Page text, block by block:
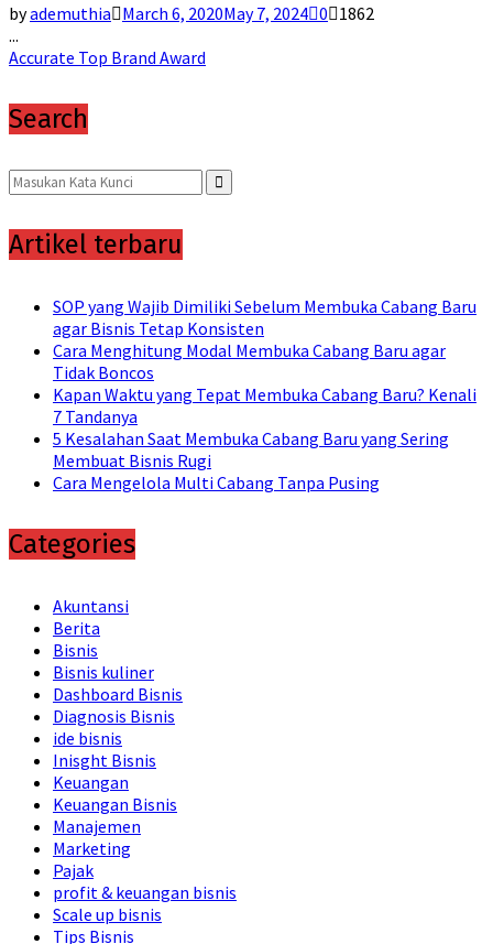
byademuthia March 6, 2020May 7, 2024 0 1862
...
Accurate Top Brand Award
Search
Search
for:
Search
Artikel terbaru
SOP yang Wajib Dimiliki Sebelum Membuka Cabang Baru
agar Bisnis Tetap Konsisten
Cara Menghitung Modal Membuka Cabang Baru agar
Tidak Boncos
Kapan Waktu yang Tepat Membuka Cabang Baru? Kenali
7 Tandanya
5 Kesalahan Saat Membuka Cabang Baru yang Sering
Membuat Bisnis Rugi
Cara Mengelola Multi Cabang Tanpa Pusing
Categories
Akuntansi
Berita
Bisnis
Bisnis kuliner
Dashboard Bisnis
Diagnosis Bisnis
ide bisnis
Inisght Bisnis
Keuangan
Keuangan Bisnis
Manajemen
Marketing
Pajak
profit & keuangan bisnis
Scale up bisnis
Tips Bisnis